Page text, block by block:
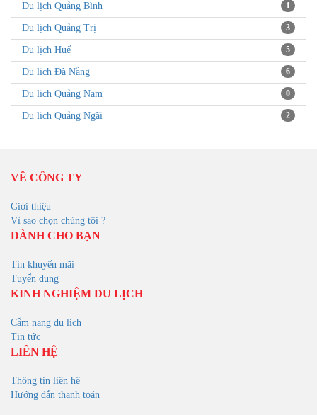
Du lịch Quảng Bình 1
Du lịch Quảng Trị 3
Du lịch Huế 5
Du lịch Đà Nẵng 6
Du lịch Quảng Nam 0
Du lịch Quảng Ngãi 2
VỀ CÔNG TY
Giới thiệu
Vì sao chọn chúng tôi ?
DÀNH CHO BẠN
Tin khuyến mãi
Tuyển dụng
KINH NGHIỆM DU LỊCH
Cẩm nang du lich
Tin tức
LIÊN HỆ
Thông tin liên hệ
Hướng dẫn thanh toán